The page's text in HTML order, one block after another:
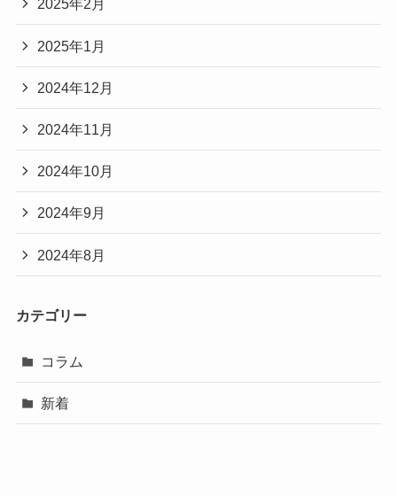
2025年2月
2025年1月
2024年12月
2024年11月
2024年10月
2024年9月
2024年8月
カテゴリー
コラム
新着